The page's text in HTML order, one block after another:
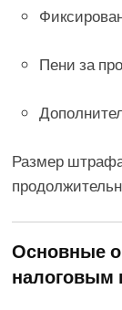
Пени за
Размер
Основные